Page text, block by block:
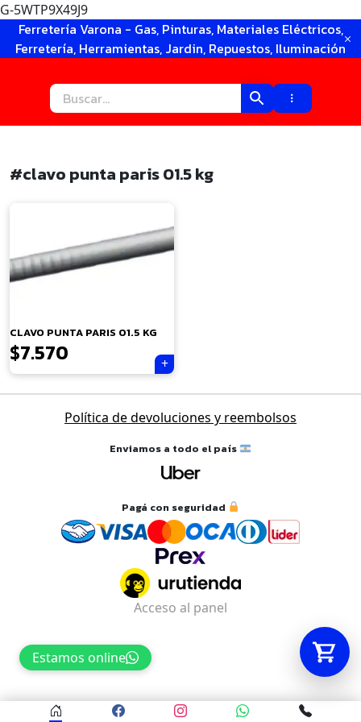
G-5WTP9X49J9
Ferretería Varona - Gas, Pinturas, Materiales Eléctricos,
Ferretería, Herramientas, Jardin, Repuestos, Iluminación
#clavo punta paris 01.5 kg
CLAVO PUNTA PARIS 01.5 KG
$7.570
Política de devoluciones y reembolsos
Enviamos a todo el país
Pagá con seguridad
Estamos online
Acceso al panel
Tu carrito está vacío.
automáticamente.